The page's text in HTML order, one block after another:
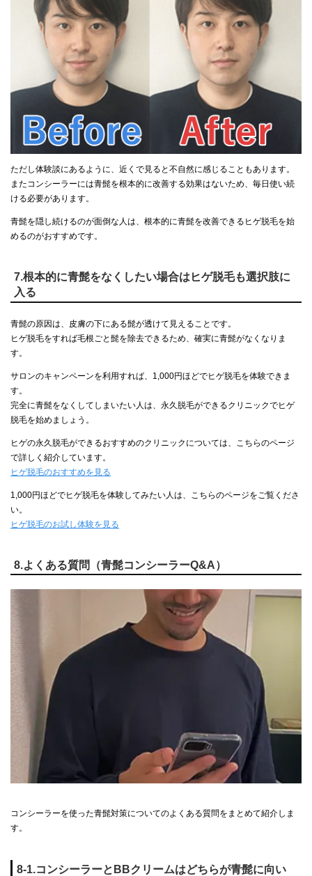
ただし体験談にあるように、近くで見ると不自然に感じることもあります。
またコンシーラーには青髭を根本的に改善する効果はないため、毎日使い続
ける必要があります。
青髭を隠し続けるのが面倒な人は、根本的に青髭を改善できるヒゲ脱毛を始
めるのがおすすめです。
7.根本的に青髭をなくしたい場合はヒゲ脱毛も選択肢に
入る
青髭の原因は、皮膚の下にある髭が透けて見えることです。
ヒゲ脱毛をすれば毛根ごと髭を除去できるため、確実に青髭がなくなりま
す。
サロンのキャンペーンを利用すれば、1,000円ほどでヒゲ脱毛を体験できま
す。
完全に青髭をなくしてしまいたい人は、永久脱毛ができるクリニックでヒゲ
脱毛を始めましょう。
ヒゲの永久脱毛ができるおすすめのクリニックについては、こちらのページ
で詳しく紹介しています。
ヒゲ脱毛のおすすめを見る
1,000円ほどでヒゲ脱毛を体験してみたい人は、こちらのページをご覧くださ
い。
ヒゲ脱毛のお試し体験を見る
8.よくある質問（青髭コンシーラーQ&A）
コンシーラーを使った青髭対策についてのよくある質問をまとめて紹介しま
す。
8-1.コンシーラーとBBクリームはどちらが青髭に向い